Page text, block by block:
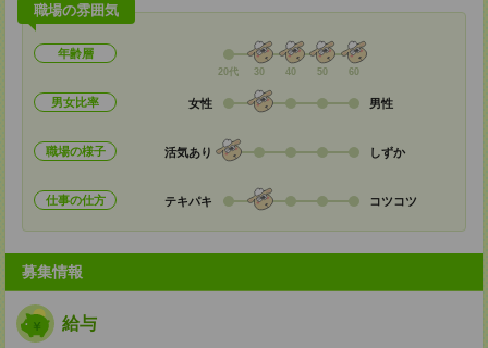
職場の雰囲気
年齢層
20代 30 40 50 60
男女比率 女性 男性
職場の様子 活気あり しずか
仕事の仕方 テキパキ コツコツ
募集情報
給与